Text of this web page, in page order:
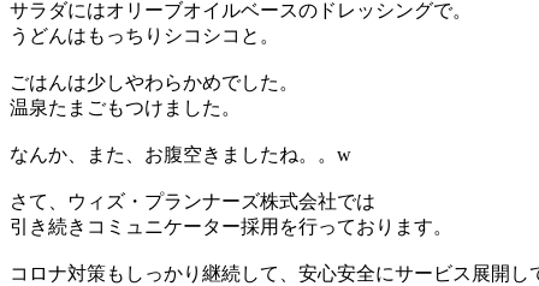
サラダにはオリーブオイルベースのドレッシングで。
うどんはもっちりシコシコと。
ごはんは少しやわらかめでした。
温泉たまごもつけました。
なんか、また、お腹空きましたね。。w
さて、ウィズ・プランナーズ株式会社では
引き続きコミュニケーター採用を行っております。
コロナ対策もしっかり継続して、安心安全にサービス展開し